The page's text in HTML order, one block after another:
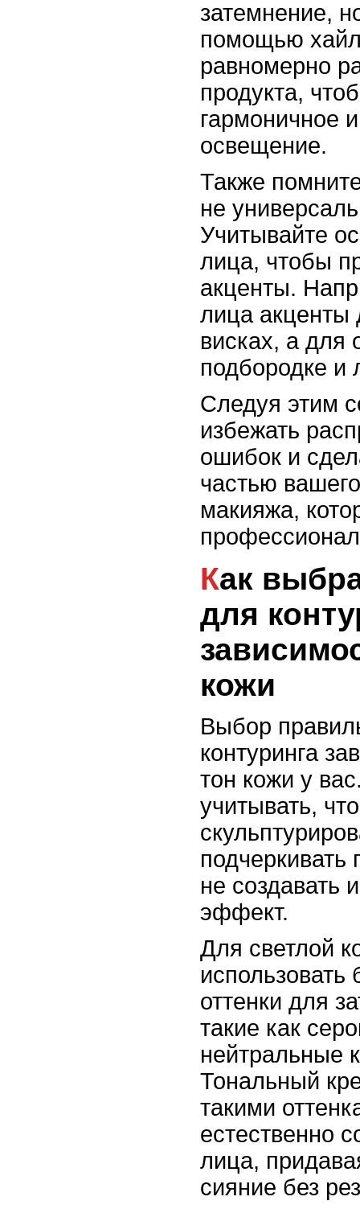
затемнение,
помощью
равномерно
продукта,
гармоничное
освещение.
Также
не
Учитывайте
лица, чтобы
акценты.
лица акценты
висках, а для
подбородке и
Следуя этим
избежать
ошибок и
частью
макияжа,
Как выбрать оттенки
для
кожи
Выбор
контуринга
тон кожи у
учитывать,
не создавать
эффект.
Для светлой
оттенки для
такие как
нейтральные
Тональный
такими
естественно
лица,
сияние без